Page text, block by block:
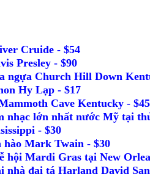
Cruide - $54
Presley - $90
ngựa Church Hill Down
Hy Lạp - $17
Cave Kentucky - $45
nhạc lớn nhất nước Mỹ tại
- $30
hào Mark Twain - $30
hội Mardi Gras tại New
nhà đại tá Harland David